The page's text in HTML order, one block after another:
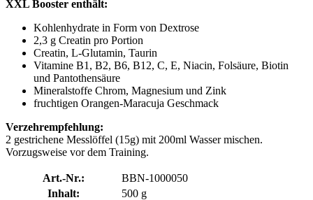
XXL Booster enthält:
Kohlenhydrate in Form von Dextrose
2,3 g Creatin pro Portion
Creatin, L-Glutamin, Taurin
Vitamine B1, B2, B6, B12, C, E, Niacin, Folsäure, Biotin
und Pantothensäure
Mineralstoffe Chrom, Magnesium und Zink
fruchtigen Orangen-Maracuja Geschmack
Verzehrempfehlung:
2 gestrichene Messlöffel (15g) mit 200ml Wasser mischen.
Vorzugsweise vor dem Training.
Art.-Nr.:
BBN-1000050
Inhalt:
500 g